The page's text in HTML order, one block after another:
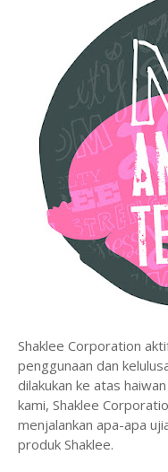
Shaklee Corporation
penggunaan dan
dilakukan ke atas
kami, Shaklee
menjalankan apa-apa
produk Shaklee.